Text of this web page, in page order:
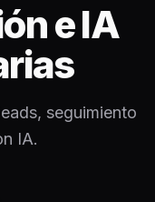
e IA
seguimiento
IA.